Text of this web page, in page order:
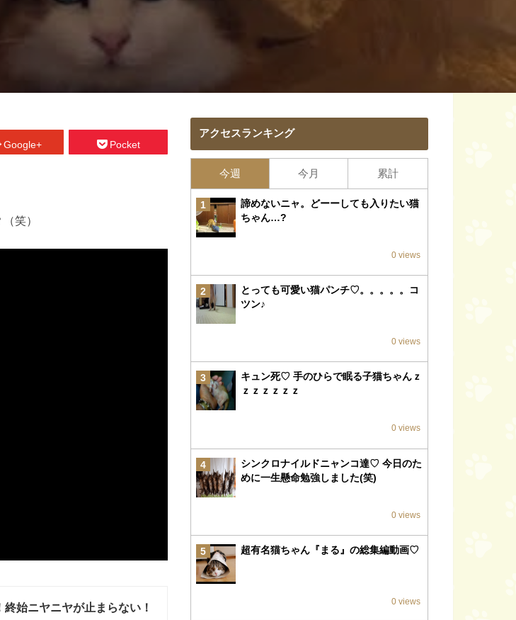
Google+ Pocket
笑）
始ニヤニヤが止まらない！
アクセスランキング
今週 今月 累計
1
諦めないニャ。どーーしても入りたい猫
ちゃん…?
0 views
2
とっても可愛い猫パンチ♡。。。。。コ
ツン♪
0 views
3
キュン死♡ 手のひらで眠る子猫ちゃんｚ
ｚｚｚｚｚｚ
0 views
4
シンクロナイルドニャンコ達♡ 今日のた
めに一生懸命勉強しました(笑)
0 views
5 超有名猫ちゃん『まる』の総集編動画♡
0 views